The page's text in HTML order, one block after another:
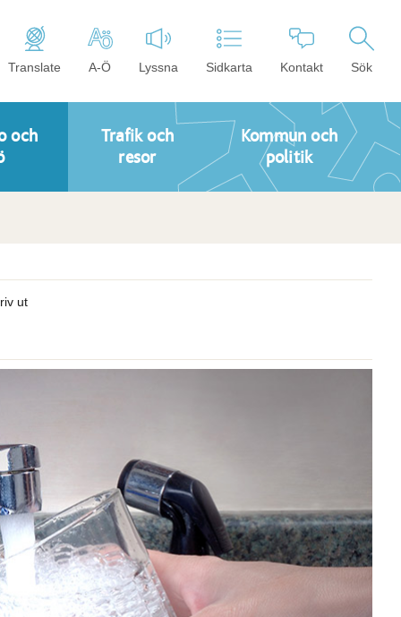
Translate A-Ö Lyssna Sidkarta Kontakt Sök
och
Trafik och
resor
Kommun och
politik
ut